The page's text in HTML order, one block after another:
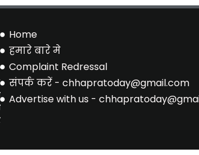
Home
हमारे बारे मे
Complaint Redressal
संपर्क करें - chhapratoday@gmail.com
Advertise with us -